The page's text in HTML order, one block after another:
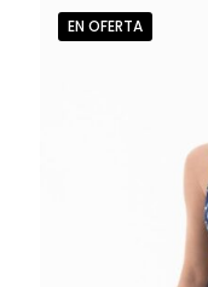
EN OFERTA